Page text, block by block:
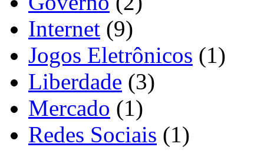
Internet (9)
Jogos Eletrônicos (1)
Liberdade (3)
Mercado (1)
Redes Sociais (1)